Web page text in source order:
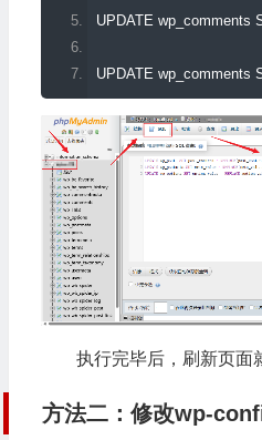
UPDATE wp_comments
UPDATE wp_comments
执行完毕后，刷新页面
方法二：修改wp-